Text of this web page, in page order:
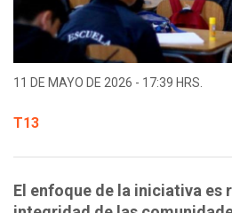
11 DE MAYO DE 2026 - 17:39 HRS.
T13
El enfoque de la iniciativa es